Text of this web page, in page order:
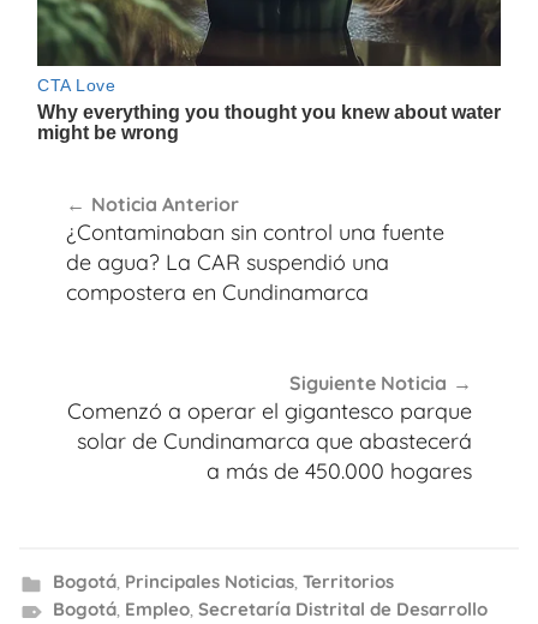
de
entradas
Noticia Anterior
¿Contaminaban sin control una fuente
de agua? La CAR suspendió una
compostera en Cundinamarca
Siguiente Noticia
Comenzó a operar el gigantesco parque
solar de Cundinamarca que abastecerá
a más de 450.000 hogares
Bogotá, Principales Noticias, Territorios
Bogotá, Empleo, Secretaría Distrital de Desarrollo